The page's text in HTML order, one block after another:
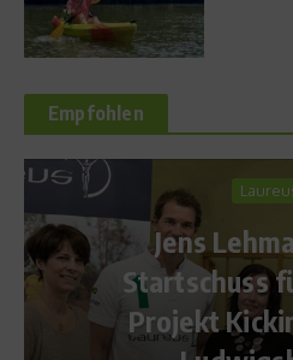
Empfohlen
gibt
Laureus
Girls in